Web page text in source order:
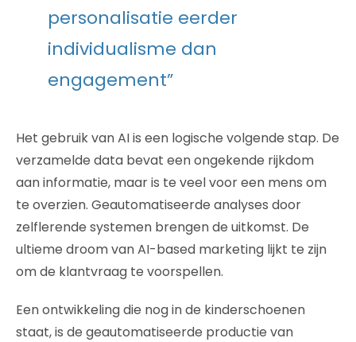
personalisatie eerder
individualisme dan
engagement”
Het gebruik van AI is een logische volgende stap. De
verzamelde data bevat een ongekende rijkdom
aan informatie, maar is te veel voor een mens om
te overzien. Geautomatiseerde analyses door
zelflerende systemen brengen de uitkomst. De
ultieme droom van AI-based marketing lijkt te zijn
om de klantvraag te voorspellen.
Een ontwikkeling die nog in de kinderschoenen
staat, is de geautomatiseerde productie van